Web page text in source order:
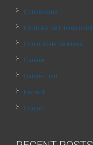
Conducerea
Informații de interes
Comunicate de Presa
Cariere
Galerie Foto
Pacienti
Contact